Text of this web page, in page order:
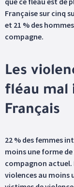
Française sur cinq
et 21 % des
compagne.
Les
fléau mal
Français
22 % des femmes
moins une forme
compagnon actuel.
violences au moins